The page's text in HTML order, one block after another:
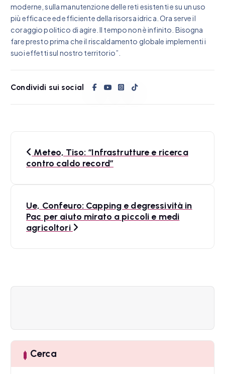
moderne, sulla manutenzione delle reti esistenti e su un uso
più efficace ed efficiente della risorsa idrica. Ora serve il
coraggio politico di agire. Il tempo non è infinito. Bisogna
fare presto prima che il riscaldamento globale implementi i
suoi effetti sul nostro territorio”.
Condividi sui social
i
e
a
Meteo, Tiso: “Infrastrutture e ricerca
contro caldo record”
Ue, Confeuro: Capping e degressività in
Pac per aiuto mirato a piccoli e medi
agricoltori
Cerca